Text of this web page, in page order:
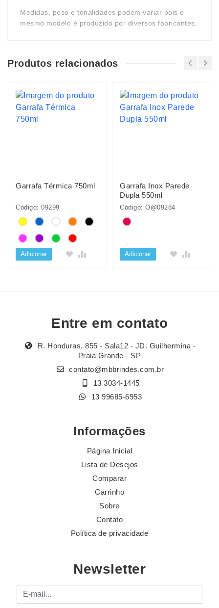
Medidas, peso e tonalidades podem variar pois o
mesmo modelo é produzido por diversos fabricantes.
Produtos relacionados
Garrafa Térmica 750ml
Código: 09299
Adicionar
Garrafa Inox Parede
Dupla 550ml
Código: O@09284
Adicionar
Entre em contato
R. Honduras, 855 - Sala12 - JD. Guilhermina -
Praia Grande - SP
contato@mbbrindes.com.br
13 3034-1445
13 99685-6953
Informações
Página Inicial
Lista de Desejos
Comparar
Carrinho
Sobre
Contato
Política de privacidade
Newsletter
E-mail